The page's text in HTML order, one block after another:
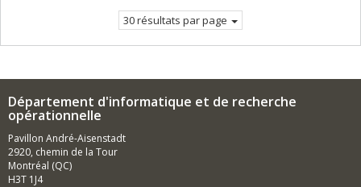
30 résultats par page
Département d'informatique et de recherche
opérationnelle
Pavillon André-Aisenstadt
2920, chemin de la Tour
Montréal (QC)
H3T 1J4